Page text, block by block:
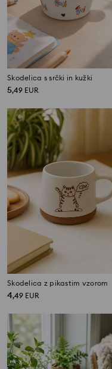
Skodelica s srčki in kužki
5,49 EUR
Skodelica z pikastim vzorom
4,49 EUR